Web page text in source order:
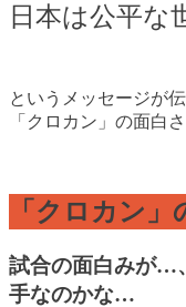
日本は公平な
というメッセージが
「クロカン」の面白
「クロカン」
試合の面白みが…
手なのかな…